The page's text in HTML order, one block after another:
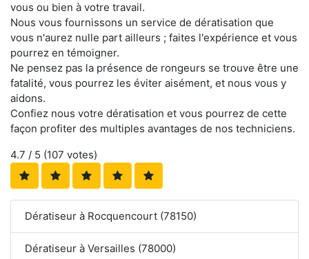
vous ou bien à votre travail.
Nous vous fournissons un service de dératisation que
vous n'aurez nulle part ailleurs ; faites l'expérience et vous
pourrez en témoigner.
Ne pensez pas la présence de rongeurs se trouve être une
fatalité, vous pourrez les éviter aisément, et nous vous y
aidons.
Confiez nous votre dératisation et vous pourrez de cette
façon profiter des multiples avantages de nos techniciens.
4.7 / 5 (107 votes)
Dératiseur à Rocquencourt (78150)
Dératiseur à Versailles (78000)